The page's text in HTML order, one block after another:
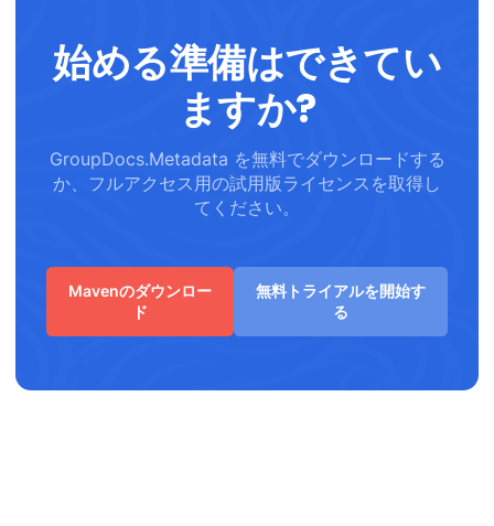
始める準備はできてい
ますか?
GroupDocs.Metadata を無料でダウンロードする
か、フルアクセス用の試用版ライセンスを取得し
てください。
Mavenのダウンロー
ド
無料トライアルを開始す
る